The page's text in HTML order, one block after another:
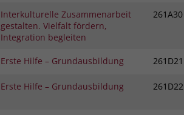
Interkulturelle Zusammenarbeit
gestalten. Vielfalt fördern,
Integration begleiten
261A30
Erste Hilfe – Grundausbildung 261D21
Erste Hilfe – Grundausbildung 261D22